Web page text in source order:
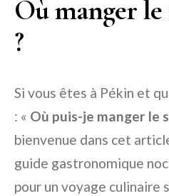
Où manger
?
Si vous êtes à Pékin et
: « Où puis-je manger le
bienvenue dans cet
guide gastronomique
pour un voyage culinaire